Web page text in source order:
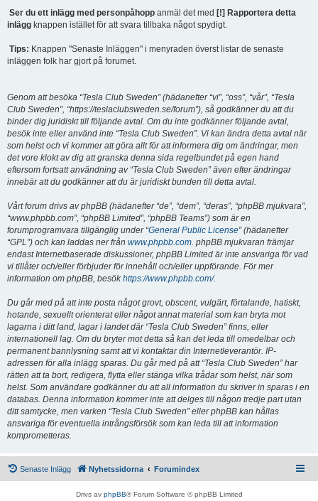
Ser du ett inlägg med personpåhopp anmäl det med [!] Rapportera detta
inlägg knappen istället för att svara tillbaka något spydigt.
Tips: Knappen "Senaste Inläggen" i menyraden överst listar de senaste
inläggen folk har gjort på forumet.
Genom att besöka “Tesla Club Sweden” (hädanefter “vi”, “oss”, “vår”, “Tesla
Club Sweden”, “https://teslaclubsweden.se/forum”), så godkänner du att du
binder dig juridiskt till följande avtal. Om du inte godkänner följande avtal,
besök inte eller använd inte “Tesla Club Sweden”. Vi kan ändra detta avtal när
som helst och vi kommer att göra allt för att informera dig om ändringar, men
det vore klokt av dig att granska denna sida regelbundet på egen hand
eftersom fortsatt användning av “Tesla Club Sweden” även efter ändringar
innebär att du godkänner att du är juridiskt bunden till detta avtal.
Vårt forum drivs av phpBB (hädanefter “de”, “dem”, “deras”, “phpBB mjukvara”,
“www.phpbb.com”, “phpBB Limited”, “phpBB Teams”) som är en
forumprogramvara tillgänglig under “General Public License” (hädanefter
“GPL”) och kan laddas ner från www.phpbb.com. phpBB mjukvaran främjar
endast Internetbaserade diskussioner, phpBB Limited är inte ansvariga för vad
vi tillåter och/eller förbjuder för innehåll och/eller uppförande. För mer
information om phpBB, besökhttps://www.phpbb.com/.
Du går med på att inte posta något grovt, obscent, vulgärt, förtalande, hatiskt,
hotande, sexuellt orienterat eller något annat material som kan bryta mot
lagarna i ditt land, lagar i landet där “Tesla Club Sweden” finns, eller
internationell lag. Om du bryter mot detta så kan det leda till omedelbar och
permanent bannlysning samt att vi kontaktar din Internetleverantör. IP-
adressen för alla inlägg sparas. Du går med på att “Tesla Club Sweden” har
rätten att ta bort, redigera, flytta eller stänga vilka trådar som helst, när som
helst. Som användare godkänner du att all information du skriver in sparas i en
databas. Denna information kommer inte att delges till någon tredje part utan
ditt samtycke, men varken “Tesla Club Sweden” eller phpBB kan hållas
ansvariga för eventuella intrångsförsök som kan leda till att information
komprometteras.
Senaste Inlägg Nyhetssidorna Forumindex
Drivs av phpBB® Forum Software © phpBB Limited